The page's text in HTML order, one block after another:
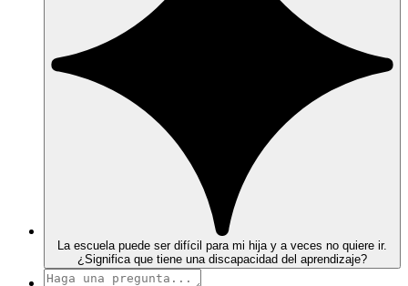
La escuela puede ser difícil para mi hija y a veces no quiere ir.
¿Significa que tiene una discapacidad del aprendizaje?